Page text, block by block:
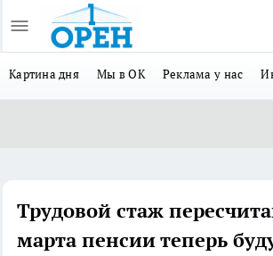
Картина дня Мы в ОК Реклама у нас
Трудовой стаж
марта пенсии теперь